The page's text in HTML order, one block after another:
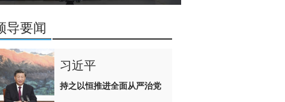
导要闻
习近平
持之以恒推进全面从严治党